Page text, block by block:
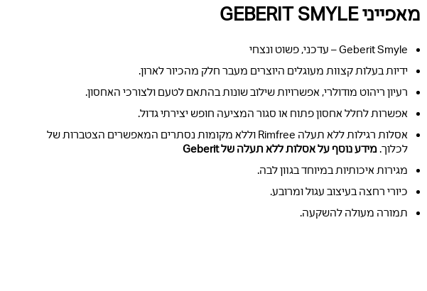
מאפייני GEBERIT SMYLE
Geberit Smyle – עדכני, פשוט ונצחי
ידיות בעלות קצוות מעוגלים היוצרים מעבר חלק מהכיור לארון.
רעיון ריהוט מודולרי, אפשרויות שילוב שונות בהתאם לטעם ולצורכי האחסון.
אפשרות לחלל אחסון פתוח או סגור המציעה חופש יצירתי גדול.
אסלות רגילות ללא תעלה Rimfree וללא מקומות נסתרים המאפשרים הצטברות של
לכלוך.מידע נוסף על אסלות ללא תעלה של Geberit
מגירות איכותיות במיוחד בגוון לבה.
כיורי רחצה בעיצוב עגול ומרובע.
תמורה מעולה להשקעה.